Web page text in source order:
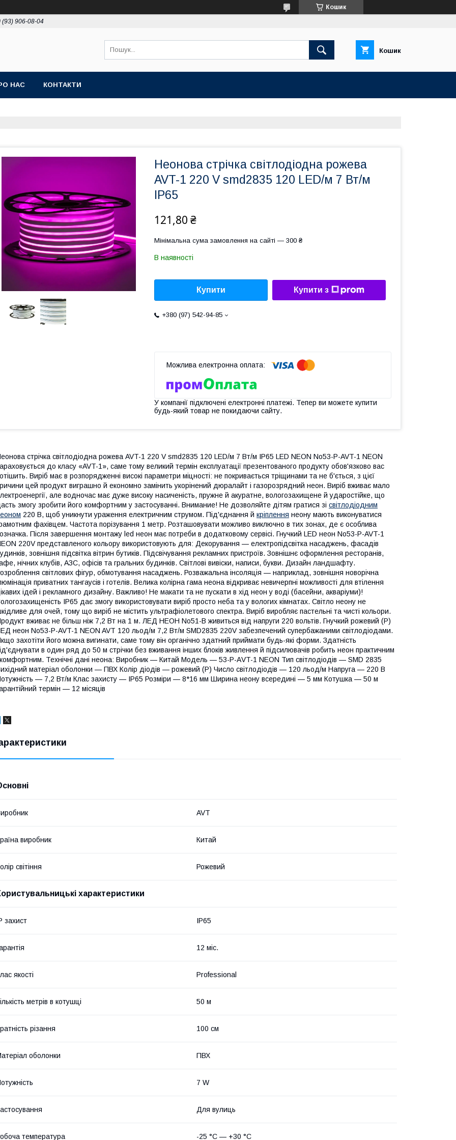
Кошик
(93) 906-08-04
Кошик
НАС КОНТАКТИ
Неонова стрічка світлодіодна рожева
AVT-1 220 V smd2835 120 LED/м 7 Вт/м
IP65
121,80 ₴
Мінімальна сума замовлення на сайті — 300 ₴
В наявності
Купити Купити з
+380 (97) 542-94-85
У компанії підключені електронні платежі. Тепер ви можете купити
будь-який товар не покидаючи сайту.
стрічка світлодіодна рожева AVT-1 220 V smd2835 120 LED/м 7 Вт/м IP65 LED NEON No53-P-AVT-1 NEON
до класу «AVT-1», саме тому великий термін експлуатації презентованого продукту обов'язково вас
Виріб має в розпорядженні високі параметри міцності: не покривається тріщинами та не б'ється, з цієї
цей продукт виграшно й економно замінить укорінений дюралайт і газорозрядний неон. Виріб вживає мало
але водночас має дуже високу насиченість, пружне й акуратне, вологозахищене й ударостійке, що
змогу зробити його комфортним у застосуванні. Внимание! Не дозволяйте дітям гратися зі світлодіодним
220 В, щоб уникнути ураження електричним струмом. Під'єднання й кріплення неону мають виконуватися
фахівцем. Частота порізування 1 метр. Розташовувати можливо виключно в тих зонах, де є особлива
Після завершення монтажу led неон має потреби в додатковому сервісі. Гнучкий LED неон No53-P-AVT-1
220V представленого кольору використовують для: Декорування — електропідсвітка насаджень, фасадів
зовнішня підсвітка вітрин бутиків. Підсвічування рекламних пристроїв. Зовнішнє оформлення ресторанів,
нічних клубів, АЗС, офісів та гральних будинків. Світлові вивіски, написи, букви. Дизайн ландшафту.
світлових фігур, обмотування насаджень. Розважальна інсоляція — наприклад, зовнішня новорічна
приватних тангаусів і готелів. Велика колірна гама неона відкриває невичерпні можливості для втілення
ідей і рекламного дизайну. Важливо! Не макати та не пускати в хід неон у воді (басейни, акваріуми)!
IP65 дає змогу використовувати виріб просто неба та у вологих кімнатах. Світло неону не
для очей, тому що виріб не містить ультрафіолетового спектра. Виріб виробляє пастельні та чисті кольори.
вживає не більш ніж 7,2 Вт на 1 м. ЛЕД НЕОН No51-B живиться від напруги 220 вольтів. Гнучкий рожевий (P)
неон No53-P-AVT-1 NEON AVT 120 льод/м 7,2 Вт/м SMD2835 220V забезпечений супербажаними світлодіодами.
захотіти його можна вигинати, саме тому він органічно здатний приймати будь-які форми. Здатність
в один ряд до 50 м стрічки без вживання інших блоків живлення й підсилювачів робить неон практичним
комфортним. Технічні дані неона: Виробник — Китай Модель — 53-P-АVT-1 NEON Тип світлодіодів — SMD 2835
матеріал оболонки — ПВХ Колір діодів — рожевий (P) Число світлодіодів — 120 льод/м Напруга — 220 В
— 7,2 Вт/м Клас захисту — IP65 Розміри — 8*16 мм Ширина неону всередині — 5 мм Котушка — 50 м
термін — 12 місяців
AVT
виробник Китай
світіння Рожевий
характеристики
захист IP65
12 міс.
якості Professional
метрів в котушці 50 м
різання 100 см
оболонки ПВХ
7 W
Для вулиць
температура -25 °C — +30 °C